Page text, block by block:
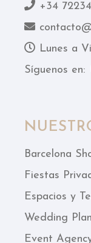
+34
Lunes a
Síguenos en:
Barcelona
Fiestas
Espacios y
Wedding
Event